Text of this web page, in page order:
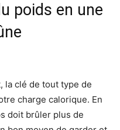
poids en une
la clé de tout type de
charge calorique. En
doit brûler plus de